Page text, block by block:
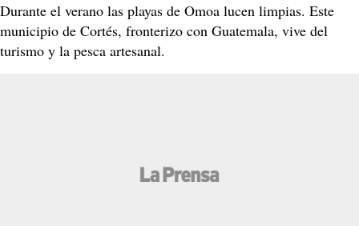
Durante el verano las playas de Omoa lucen limpias. Este
municipio de Cortés, fronterizo con Guatemala, vive del
turismo y la pesca artesanal.